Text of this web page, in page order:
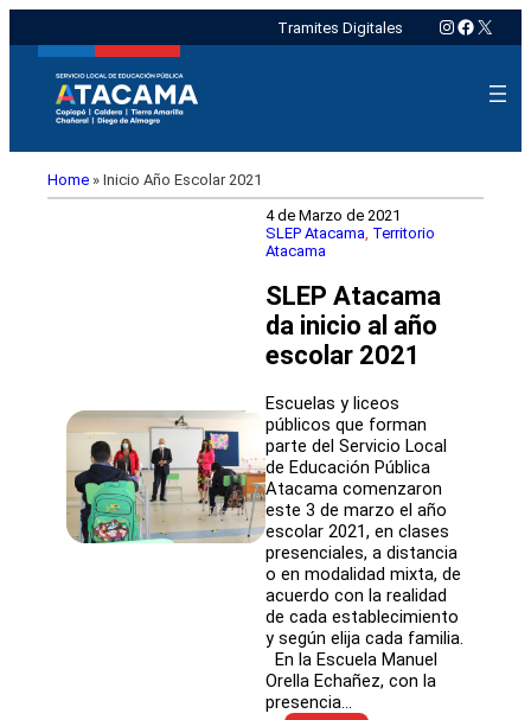
Tramites Digitales Instagram
X
Home » Inicio Año Escolar 2021
4 de Marzo de 2021
SLEP Atacama, Territorio
Atacama
SLEP Atacama
da inicio al año
escolar 2021
Escuelas y liceos
públicos que forman
parte del Servicio Local
de Educación Pública
Atacama comenzaron
este 3 de marzo el año
escolar 2021, en clases
presenciales, a distancia
o en modalidad mixta, de
acuerdo con la realidad
de cada establecimiento
y según elija cada familia.
En la Escuela Manuel
Orella Echañez, con la
presencia…